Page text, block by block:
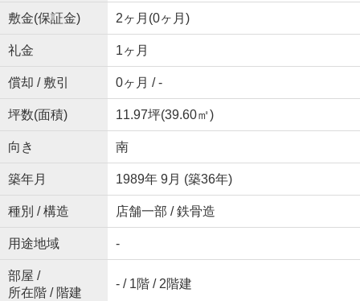
敷金(保証金) 2ヶ月(0ヶ月)
礼金 1ヶ月
償却 / 敷引 0ヶ月 / -
坪数(面積) 11.97坪(39.60㎡)
向き 南
築年月 1989年 9月 (築36年)
種別 / 構造 店舗一部 / 鉄骨造
用途地域 -
部屋 /
所在階 / 階建
- / 1階 / 2階建